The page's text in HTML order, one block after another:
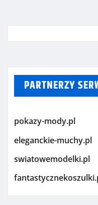
PARTNERZY
pokazy-mody.pl
eleganckie-muchy.pl
swiatowemodelki.pl